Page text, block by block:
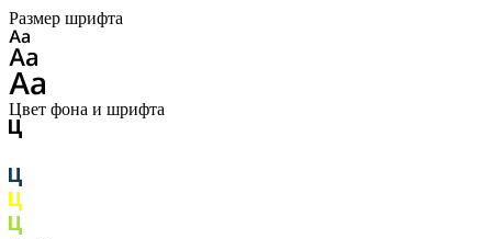
Размер шрифта
Цвет фона и шрифта